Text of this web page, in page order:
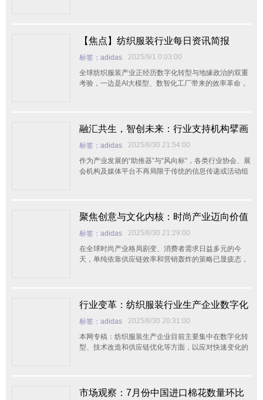
【焦点】纺织服装行业每日资讯简报
标签：adidas
2025/9/1 0:03:00
全球纺织服装产业正经历数字化转型与地缘政治的双重
考验，一边是AI大模型、数智化工厂带来的效率革命，
局，促使各国加速创新应对。 产业集群动态：河南
安阳召开纺织服装产业群链工作推进会，聚焦培育规上
企业和品牌龙头企业，打造“中国针织
融汇共生，智创未来：行业支持机构擘画
服装产业新图景
标签：adidas
2025/8/30 21:54:00
作为产业发展的“助推器”与“风向标”，各类行业协会、展
会机构及媒体平台不再局限于传统的信息传递或活动组
于重塑中国纺织服装产业在全球价值链中的核心地位与
竞争力。
聚焦创意与文化内核：时尚产业迈向价值
竞争新纪元
标签：adidas
2025/8/30 21:29:00
在全球时尚产业格局剧变、消费者需求日益多元的今
天，单纯依靠供应链效率和营销轰炸的策略已显疲态，
这不仅是应对快速变化的权宜之计，更是引领未来、提
升全球影响力与商业价值的根本之道。世服网编辑将从
五个关键维度
行业变革：纺织服装行业生产企业数字化
转型应该早规划
标签：adidas
2025/8/30 20:31:00
本网专稿：纺织服装生产企业目前主要集中在数字化转
型、技术改造和供应链优化等方面，以应对快速变化的
应链优化则通过整合物流、库存和供应商协作，缩短交
市场观察：7月份中国进口棉花数量环比